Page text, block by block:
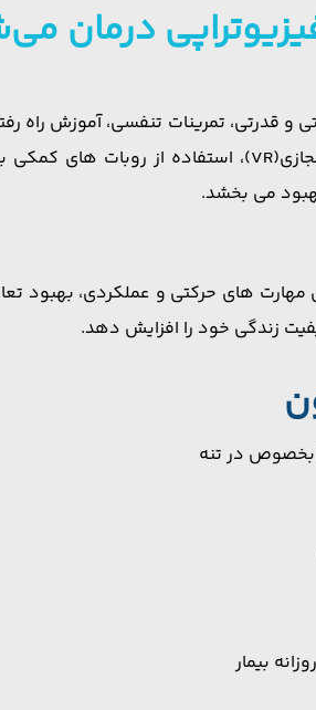
درمان
می بخشد.
های حرکتی و عملکردی، بهبود
زندگی خود را افزایش دهد.
بخصوص در تنه
بیمار